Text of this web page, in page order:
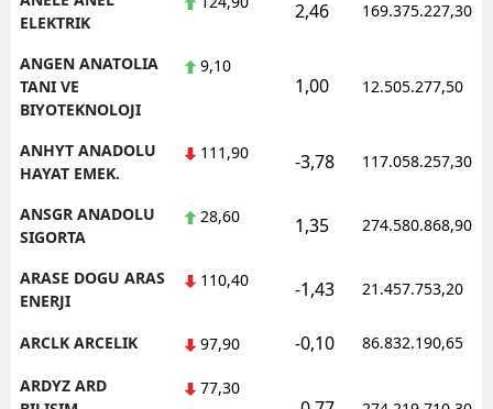
Karabük
Osmaniye
ELEKTRIK
2,46 169.375.227,30
ANGEN ANATOLIA
TANI VE
BIYOTEKNOLOJI
9,10
1,00 12.505.277,50
ANHYT ANADOLU
HAYAT EMEK.
111,90 -3,78 117.058.257,30
ANSGR ANADOLU
SIGORTA
28,60 1,35 274.580.868,90
ARASE DOGU ARAS
ENERJI
110,40 -1,43 21.457.753,20
ARCLK ARCELIK 97,90 -0,10 86.832.190,65
ARDYZ ARD
77,30